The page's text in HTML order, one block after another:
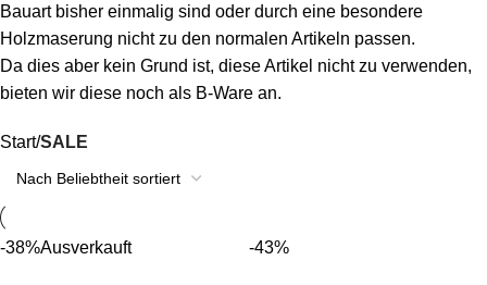
Bauart bisher einmalig sind oder durch eine besondere
Holzmaserung nicht zu den normalen Artikeln passen.
Da dies aber kein Grund ist, diese Artikel nicht zu verwenden,
bieten wir diese noch als B-Ware an.
Start SALE
-38%Ausverkauft -43%